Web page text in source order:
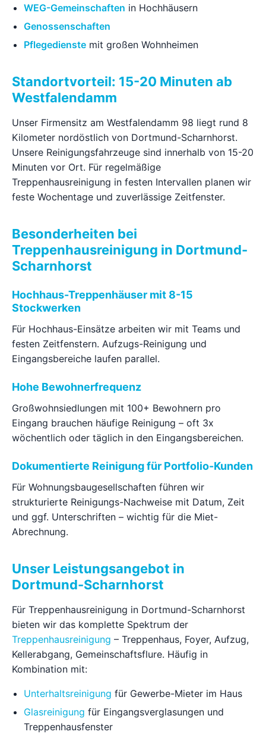
WEG-Gemeinschaften in Hochhäusern
Genossenschaften
Pflegedienste mit großen Wohnheimen
Standortvorteil: 15-20 Minuten ab
Westfalendamm
Unser Firmensitz am Westfalendamm 98 liegt rund 8
Kilometer nordöstlich von Dortmund-Scharnhorst.
Unsere Reinigungsfahrzeuge sind innerhalb von 15-20
Minuten vor Ort. Für regelmäßige
Treppenhausreinigung in festen Intervallen planen wir
feste Wochentage und zuverlässige Zeitfenster.
Besonderheiten bei
Treppenhausreinigung in Dortmund-
Scharnhorst
Hochhaus-Treppenhäuser mit 8-15
Stockwerken
Für Hochhaus-Einsätze arbeiten wir mit Teams und
festen Zeitfenstern. Aufzugs-Reinigung und
Eingangsbereiche laufen parallel.
Hohe Bewohnerfrequenz
Großwohnsiedlungen mit 100+ Bewohnern pro
Eingang brauchen häufige Reinigung – oft 3x
wöchentlich oder täglich in den Eingangsbereichen.
Dokumentierte Reinigung für Portfolio-Kunden
Für Wohnungsbaugesellschaften führen wir
strukturierte Reinigungs-Nachweise mit Datum, Zeit
und ggf. Unterschriften – wichtig für die Miet-
Abrechnung.
Unser Leistungsangebot in
Dortmund-Scharnhorst
Für Treppenhausreinigung in Dortmund-Scharnhorst
bieten wir das komplette Spektrum der
Treppenhausreinigung – Treppenhaus, Foyer, Aufzug,
Kellerabgang, Gemeinschaftsflure. Häufig in
Kombination mit:
Unterhaltsreinigung für Gewerbe-Mieter im Haus
Glasreinigung für Eingangsverglasungen und
Treppenhausfenster